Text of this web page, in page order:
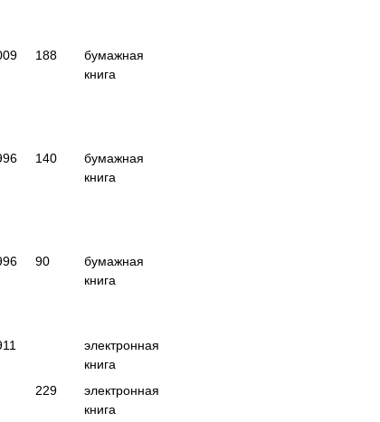
188
бумажная
книга
140
бумажная
книга
90
бумажная
книга
электронная
книга
229
электронная
книга